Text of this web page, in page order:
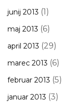
junij 2013 (1)
maj 2013 (6)
april 2013 (29)
marec 2013 (6)
februar 2013 (5)
januar 2013 (3)